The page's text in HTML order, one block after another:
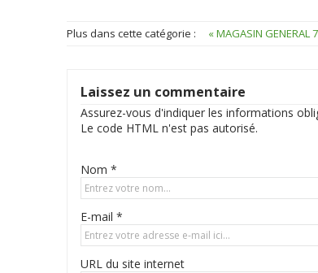
Plus dans cette catégorie : « MAGASIN GENERAL
Laissez un commentaire
Assurez-vous d'indiquer les informations
Le code HTML n'est pas autorisé.
Nom *
E-mail *
URL du site internet